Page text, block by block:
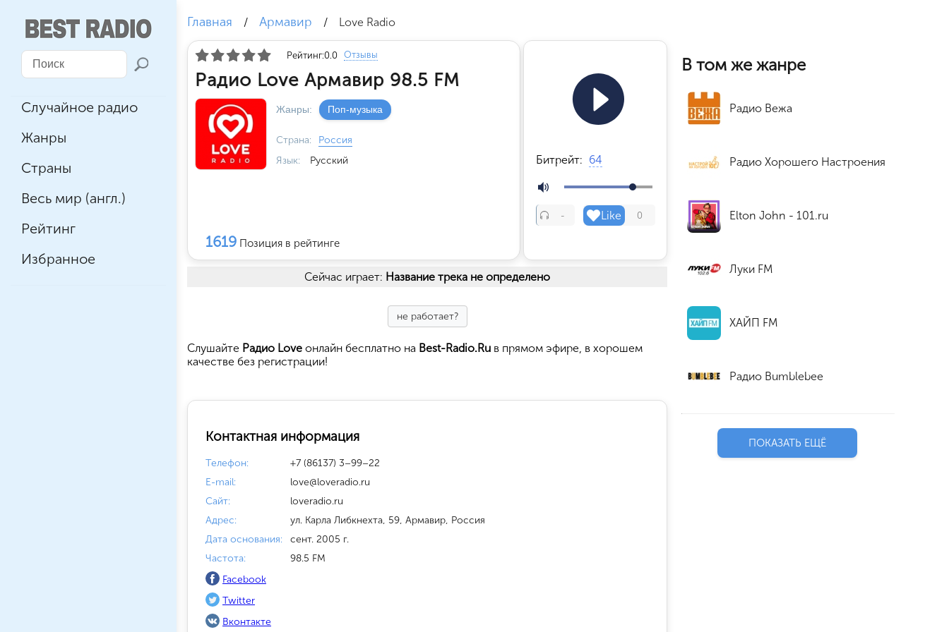
Случайное радио
Жанры
Страны
Весь мир (англ.)
Рейтинг
Избранное
Главная / Армавир / Love Radio
Рейтинг:0.0 Отзывы
Радио Love Армавир 98.5 FM
Жанры: Поп-музыка
Страна:
Россия
Язык:
Русский Битрейт: 64
- Like 0
1619 Позиция в рейтинге
Сейчас играет: Название трека не определено
не работает?
Cлушайте Радио Love онлайн бесплатно на Best-Radio.Ru в прямом эфире, в хорошем
качестве без регистрации!
Контактная информация
Телефон:
+7 (86137) 3–99–22
E-mail:
love@loveradio.ru
Сайт:
loveradio.ru
Адрес:
ул. Карла Либкнехта, 59, Армавир, Россия
Дата основания:
сент. 2005 г.
Частота:
98.5 FM
Facebook
Twitter
Вконтакте
В том же жанре
Радио Вежа
Радио Хорошего Настроения
Elton John - 101.ru
Луки FM
ХАЙП FM
Радио Bumblebee
ПОКАЗАТЬ ЕЩЁ